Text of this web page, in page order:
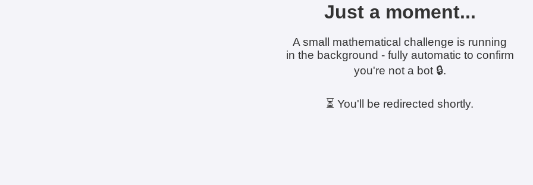
Just a moment...
A small mathematical challenge is running
in the background - fully automatic to confirm
you're not a bot 🔒.
⏳ You'll be redirected shortly.